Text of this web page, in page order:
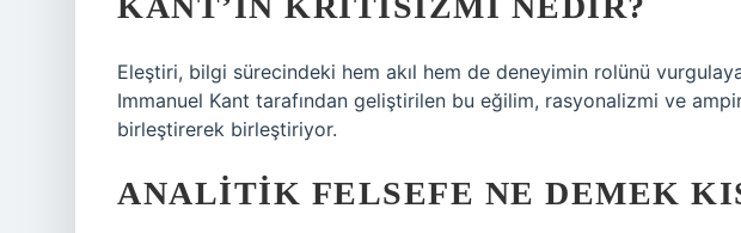
Eleştiri, bilgi sürecindeki hem akıl hem de deneyimin rolünü
Immanuel Kant tarafından geliştirilen bu eğilim, rasyonalizmi ve
birleştirerek birleştiriyor.
ANALITIK FELSEFE NE DEMEK